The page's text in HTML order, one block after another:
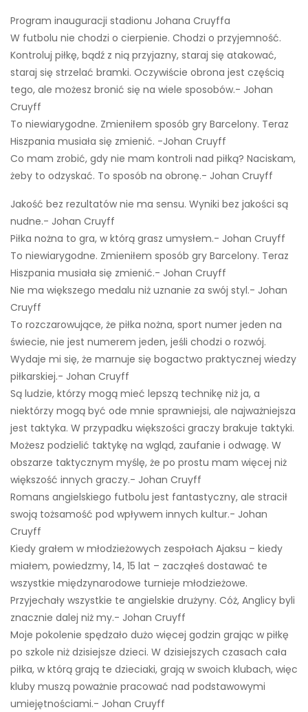
Program inauguracji stadionu Johana Cruyffa
W futbolu nie chodzi o cierpienie. Chodzi o przyjemność.
Kontroluj piłkę, bądź z nią przyjazny, staraj się atakować,
staraj się strzelać bramki. Oczywiście obrona jest częścią
tego, ale możesz bronić się na wiele sposobów.- Johan
Cruyff
To niewiarygodne. Zmieniłem sposób gry Barcelony. Teraz
Hiszpania musiała się zmienić. -Johan Cruyff
Co mam zrobić, gdy nie mam kontroli nad piłką? Naciskam,
żeby to odzyskać. To sposób na obronę.- Johan Cruyff
Jakość bez rezultatów nie ma sensu. Wyniki bez jakości są
nudne.- Johan Cruyff
Piłka nożna to gra, w którą grasz umysłem.- Johan Cruyff
To niewiarygodne. Zmieniłem sposób gry Barcelony. Teraz
Hiszpania musiała się zmienić.- Johan Cruyff
Nie ma większego medalu niż uznanie za swój styl.- Johan
Cruyff
To rozczarowujące, że piłka nożna, sport numer jeden na
świecie, nie jest numerem jeden, jeśli chodzi o rozwój.
Wydaje mi się, że marnuje się bogactwo praktycznej wiedzy
piłkarskiej.- Johan Cruyff
Są ludzie, którzy mogą mieć lepszą technikę niż ja, a
niektórzy mogą być ode mnie sprawniejsi, ale najważniejsza
jest taktyka. W przypadku większości graczy brakuje taktyki.
Możesz podzielić taktykę na wgląd, zaufanie i odwagę. W
obszarze taktycznym myślę, że po prostu mam więcej niż
większość innych graczy.- Johan Cruyff
Romans angielskiego futbolu jest fantastyczny, ale stracił
swoją tożsamość pod wpływem innych kultur.- Johan
Cruyff
Kiedy grałem w młodzieżowych zespołach Ajaksu – kiedy
miałem, powiedzmy, 14, 15 lat – zacząłeś dostawać te
wszystkie międzynarodowe turnieje młodzieżowe.
Przyjechały wszystkie te angielskie drużyny. Cóż, Anglicy byli
znacznie dalej niż my.- Johan Cruyff
Moje pokolenie spędzało dużo więcej godzin grając w piłkę
po szkole niż dzisiejsze dzieci. W dzisiejszych czasach cała
piłka, w którą grają te dzieciaki, grają w swoich klubach, więc
kluby muszą poważnie pracować nad podstawowymi
umiejętnościami.- Johan Cruyff